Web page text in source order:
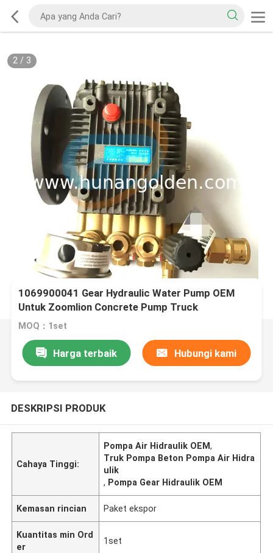
2/ 3
1069900041 Gear Hydraulic Water Pump OEM
Untuk Zoomlion Concrete Pump Truck
MOQ：1set
Harga terbaik Hubungi kami
DESKRIPSI PRODUK
Cahaya Tinggi:
Pompa Air Hidraulik OEM,
Truk Pompa Beton Pompa Air Hidra
ulik
, Pompa Gear Hidraulik OEM
Kemasan rincian Paket ekspor
Kuantitas min Ord
er
1set